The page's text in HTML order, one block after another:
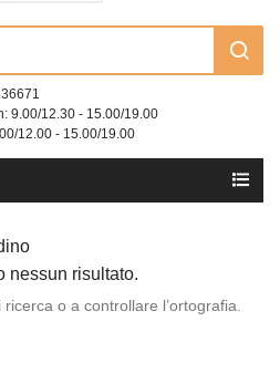
9.00/12.30 - 15.00/19.00
12.00 - 15.00/19.00
nessun risultato.
o a controllare l’ortografia.